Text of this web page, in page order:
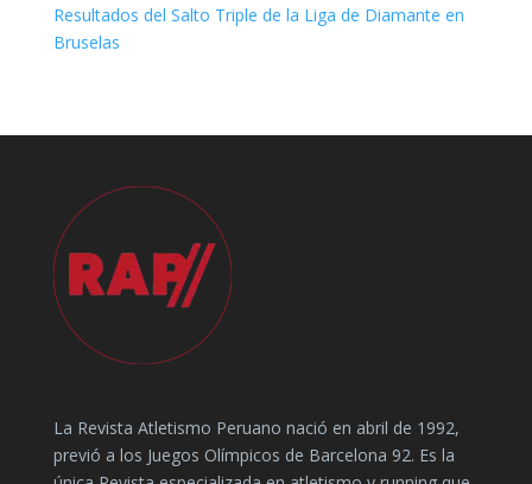
Resultados del Salto Triple de la Liga de Diamante en
Bruselas
La Revista Atletismo Peruano nació en abril de 1992,
previó a los Juegos Olímpicos de Barcelona 92. Es la